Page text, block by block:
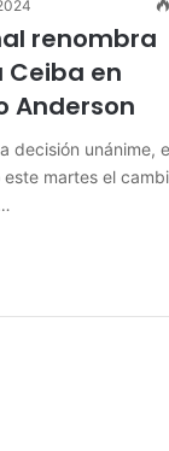
renombra
Ceiba en
Anderson
decisión unánime,
martes el